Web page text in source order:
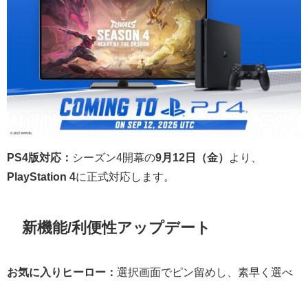
PS4版対応： シーズン4開幕の9月12日（金）
より、
PlayStation 4に正式対応します。
新機能/利便性アップデート
お気に入りヒーロー： 選択画面でピン留めし、素早く選べ